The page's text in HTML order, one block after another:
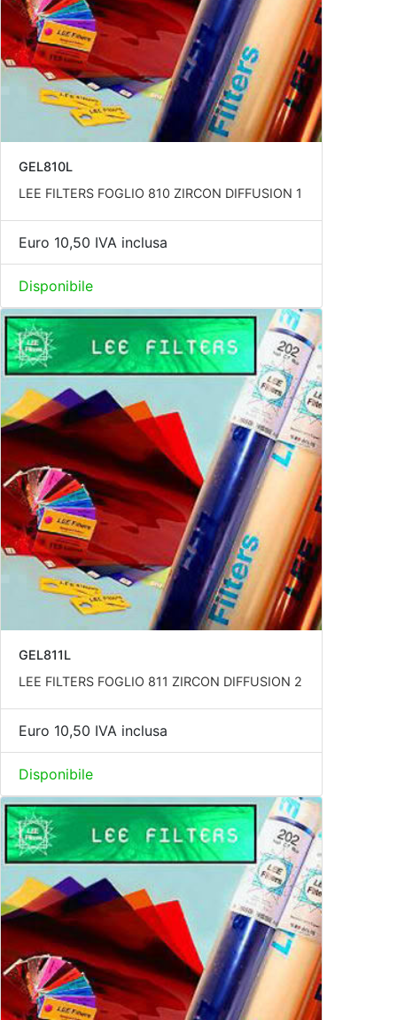
GEL810L
LEE FILTERS FOGLIO 810 ZIRCON DIFFUSION 1
Euro 10,50 IVA inclusa
Disponibile
GEL811L
LEE FILTERS FOGLIO 811 ZIRCON DIFFUSION 2
Euro 10,50 IVA inclusa
Disponibile